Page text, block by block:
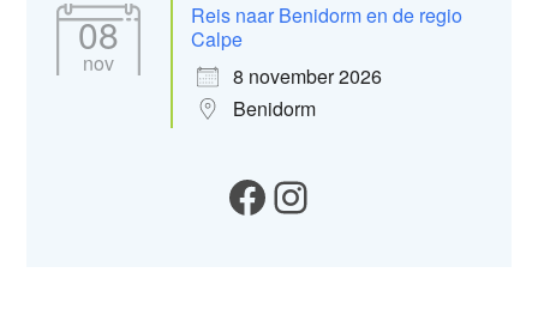
08
nov
Reis naar Benidorm en de regio
Calpe
8 november 2026
Benidorm
Onze FacebookInstagram